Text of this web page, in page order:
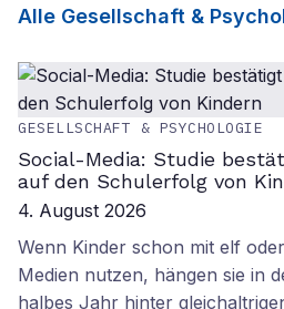
Alle Gesellschaft &
GESELLSCHAFT & PSYCHOLOGIE
Social-Media: Studie
auf den Schulerfolg von
4. August 2026
Wenn Kinder schon mit elf
Medien nutzen, hängen sie in
halbes Jahr hinter